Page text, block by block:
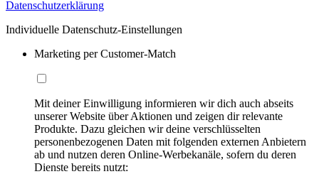
Datenschutzerklärung
Individuelle Datenschutz-Einstellungen
Marketing per Customer-Match
Mit deiner Einwilligung informieren wir dich auch abseits
unserer Website über Aktionen und zeigen dir relevante
Produkte. Dazu gleichen wir deine verschlüsselten
personenbezogenen Daten mit folgenden externen Anbietern
ab und nutzen deren Online-Werbekanäle, sofern du deren
Dienste bereits nutzt: